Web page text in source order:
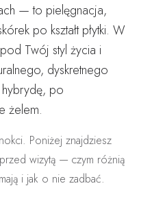
— to pielęgnacja,
po kształt płytki. W
Twój styl życia i
dyskretnego
po
żelem.
. Poniżej znajdziesz
wizytą — czym różnią
i jak o nie zadbać.